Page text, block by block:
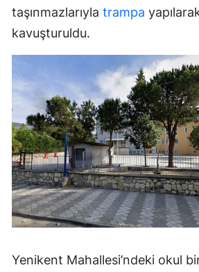
taşınmazlarıyla trampa
kavuşturuldu.
Yenikent Mahallesi’ndeki okul